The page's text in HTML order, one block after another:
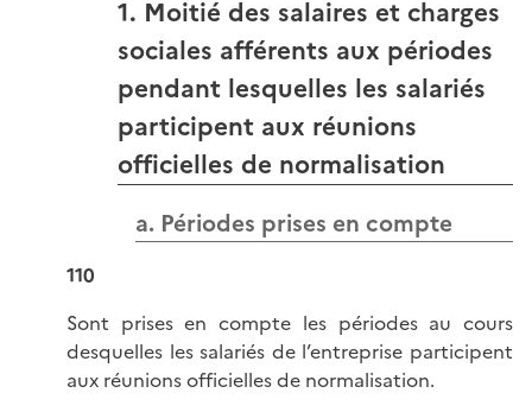
1. Moitié des salaires et charges
sociales afférents aux périodes
pendant lesquelles les salariés
participent aux réunions
officielles de normalisation
a. Périodes prises en compte
110
Sont prises en compte les périodes au cours
desquelles les salariés de l’entreprise participent
aux réunions officielles de normalisation.